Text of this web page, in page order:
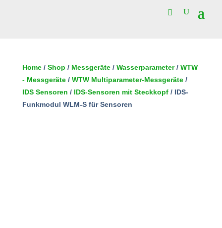
Funkmodul
In den Warenkorb
Home/ Shop / Messgeräte/ Wasserparameter/ WTW
- Messgeräte/ WTW Multiparameter-Messgeräte/
IDS Sensoren / IDS-Sensoren mit Steckkopf/ IDS-
Funkmodul WLM-S für Sensoren